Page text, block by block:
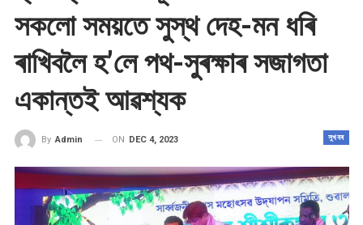
সকলো সময়তে সুস্থ দেহ-মন ধৰি
ৰাখিবলৈ হ’লে পথ-সুৰক্ষাৰ সজাগতা
একান্তই আৱশ্যক
সুখবৰ
By Admin ON DEC 4, 2023